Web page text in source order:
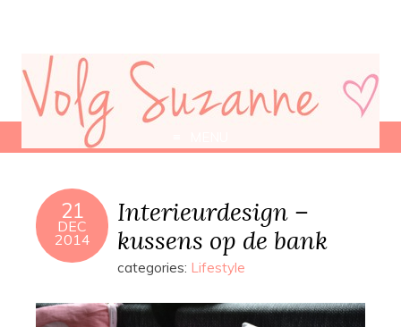
21
DEC
2014
Interieurdesign –
kussens op de bank
categories: Lifestyle